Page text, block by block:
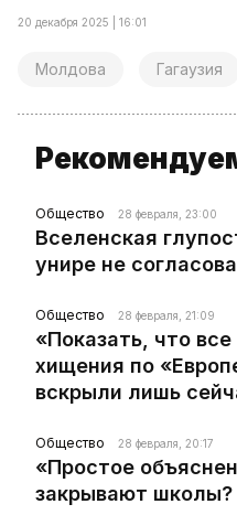
20 декабря 2025 | 16:01
Молдова Гагаузия
Общество 28 февраля, 23:00
Вселенская
унире не
Общество 28 февраля, 21:09
«Показать, что
хищения по
вскрыли лишь
Общество 28 февраля, 20:17
«Простое
закрывают школы?